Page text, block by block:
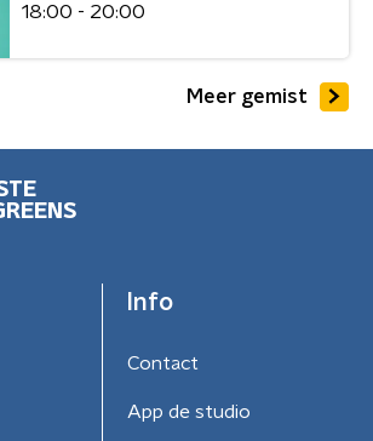
18:00 - 20:00
Meer gemist
Info
Contact
App de studio